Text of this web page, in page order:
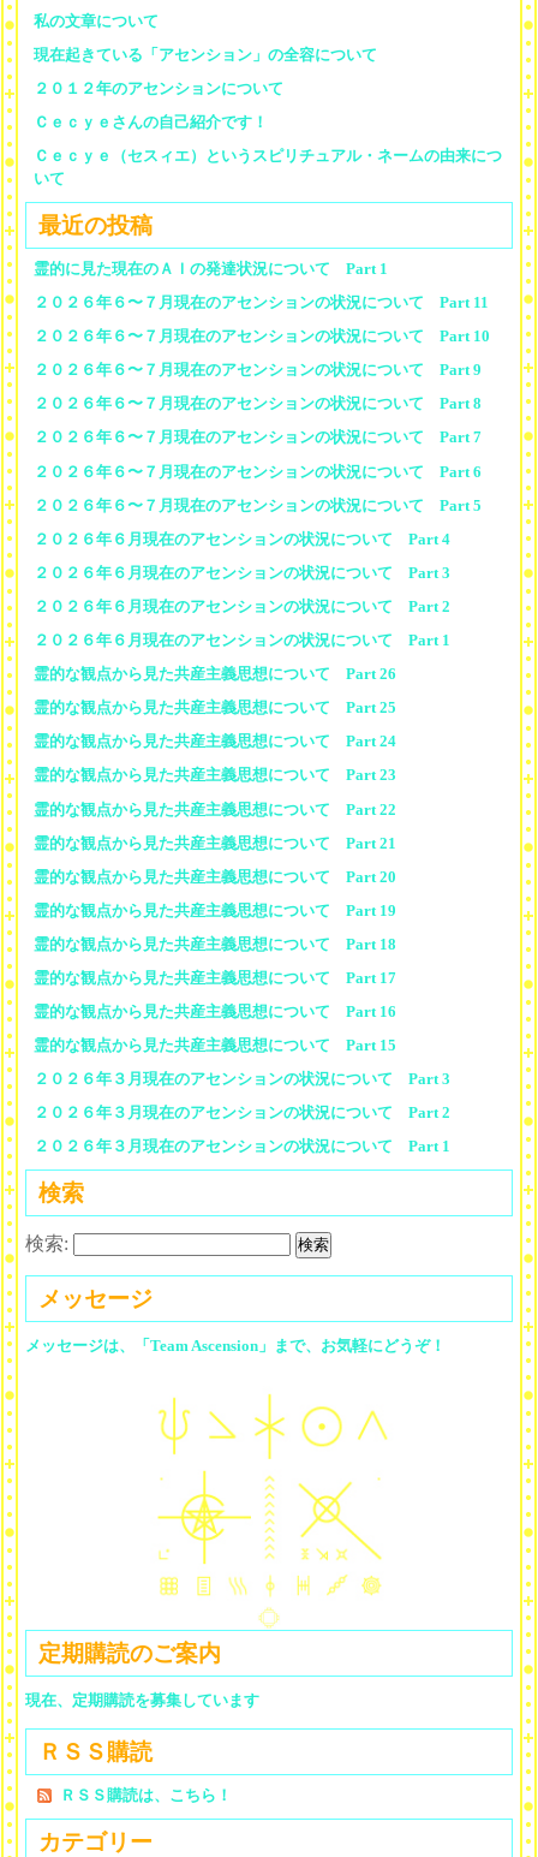
私の文章について
現在起きている「アセンション」の全容について
２０１２年のアセンションについて
Ｃｅｃｙｅさんの自己紹介です！
Ｃｅｃｙｅ（セスィエ）というスピリチュアル・ネームの由来につ
いて
最近の投稿
霊的に見た現在のＡＩの発達状況について Part 1
２０２６年６〜７月現在のアセンションの状況について Part 11
２０２６年６〜７月現在のアセンションの状況について Part 10
２０２６年６〜７月現在のアセンションの状況について Part 9
２０２６年６〜７月現在のアセンションの状況について Part 8
２０２６年６〜７月現在のアセンションの状況について Part 7
２０２６年６〜７月現在のアセンションの状況について Part 6
２０２６年６〜７月現在のアセンションの状況について Part 5
２０２６年６月現在のアセンションの状況について Part 4
２０２６年６月現在のアセンションの状況について Part 3
２０２６年６月現在のアセンションの状況について Part 2
２０２６年６月現在のアセンションの状況について Part 1
霊的な観点から見た共産主義思想について Part 26
霊的な観点から見た共産主義思想について Part 25
霊的な観点から見た共産主義思想について Part 24
霊的な観点から見た共産主義思想について Part 23
霊的な観点から見た共産主義思想について Part 22
霊的な観点から見た共産主義思想について Part 21
霊的な観点から見た共産主義思想について Part 20
霊的な観点から見た共産主義思想について Part 19
霊的な観点から見た共産主義思想について Part 18
霊的な観点から見た共産主義思想について Part 17
霊的な観点から見た共産主義思想について Part 16
霊的な観点から見た共産主義思想について Part 15
２０２６年３月現在のアセンションの状況について Part 3
２０２６年３月現在のアセンションの状況について Part 2
２０２６年３月現在のアセンションの状況について Part 1
検索
検索:
メッセージ
メッセージは、「Team Ascension」まで、お気軽にどうぞ！
定期購読のご案内
現在、定期購読を募集しています
ＲＳＳ購読
ＲＳＳ購読は、こちら！
カテゴリー